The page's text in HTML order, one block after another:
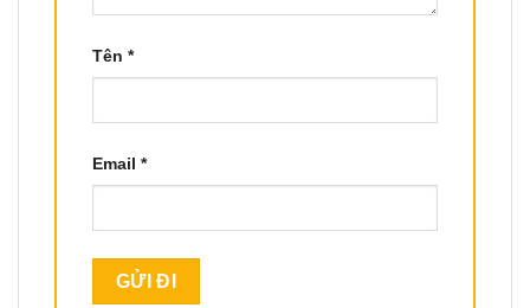
Tên *
Email *